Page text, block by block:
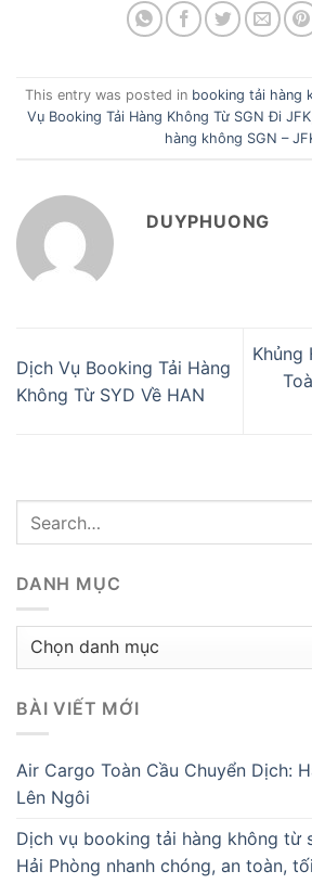
This entry was posted in booking tải hàng
Vụ Booking Tải Hàng Không Từ SGN Đi JFK
hàng không SGN –
DUYPHUONG
Dịch Vụ Booking Tải Hàng
Không Từ SYD Về HAN
Khủng
DANH MỤC
Danh
BÀI VIẾT MỚI
Air Cargo Toàn Cầu Chuyển Dịch:
Lên Ngôi
Dịch vụ booking tải hàng không từ
Hải Phòng nhanh chóng, an toàn,